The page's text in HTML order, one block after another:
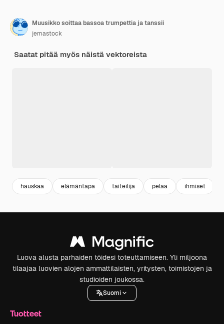
Muusikko soittaa bassoa trumpettia ja tanssii
jemastock
Saatat pitää myös näistä vektoreista
hauskaa elämäntapa taiteilija pelaa ihmiset
Luova alusta parhaiden töidesi toteuttamiseen. Yli miljoona
tilaajaa luovien alojen ammattilaisten, yritysten, toimistojen ja
studioiden joukossa.
Suomi
Tuotteet